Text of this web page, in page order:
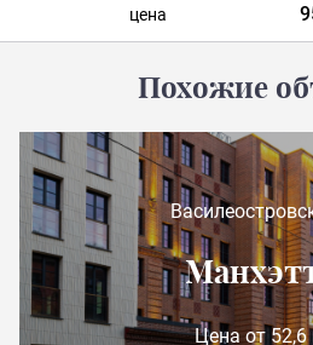
цена
Похожие
Цена от